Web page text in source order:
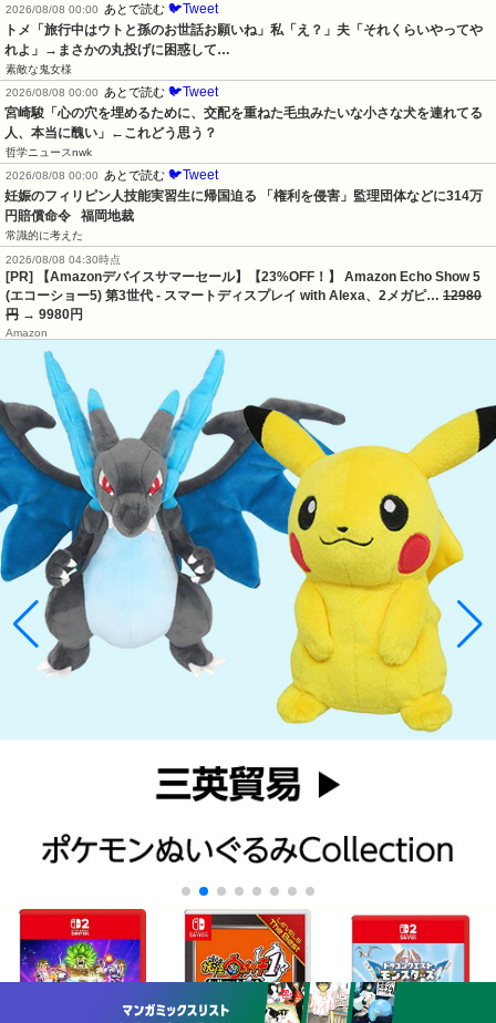
2026/08/08 00:00
あとで読む 🐦Tweet
トメ「旅行中はウトと孫のお世話お願いね」私「え？」夫「それくらいやってや
れよ」→まさかの丸投げに困惑して…
素敵な鬼女様
2026/08/08 00:00
あとで読む 🐦Tweet
宮崎駿「心の穴を埋めるために、交配を重ねた毛虫みたいな小さな犬を連れてる
人、本当に醜い」←これどう思う？
哲学ニュースnwk
2026/08/08 00:00
あとで読む 🐦Tweet
妊娠のフィリピン人技能実習生に帰国迫る 「権利を侵害」監理団体などに314万
円賠償命令   福岡地裁
常識的に考えた
2026/08/08 04:30時点
[PR] 【Amazonデバイスサマーセール】【23%OFF！】 Amazon Echo Show 5
(エコーショー5) 第3世代 - スマートディスプレイ with Alexa、2メガピ… 12980
円 → 9980円
Amazon